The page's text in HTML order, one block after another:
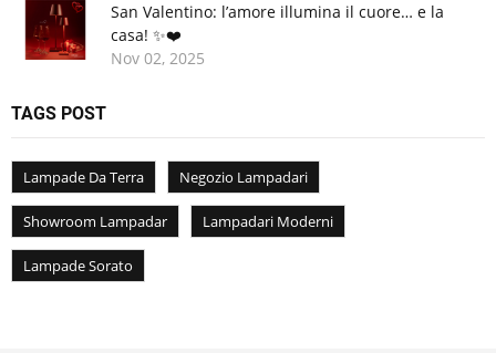
San Valentino: l’amore illumina il cuore… e la
casa! ✨❤️
Nov 02, 2025
TAGS POST
Lampade Da Terra Negozio Lampadari
Showroom Lampadar Lampadari Moderni
Lampade Sorato